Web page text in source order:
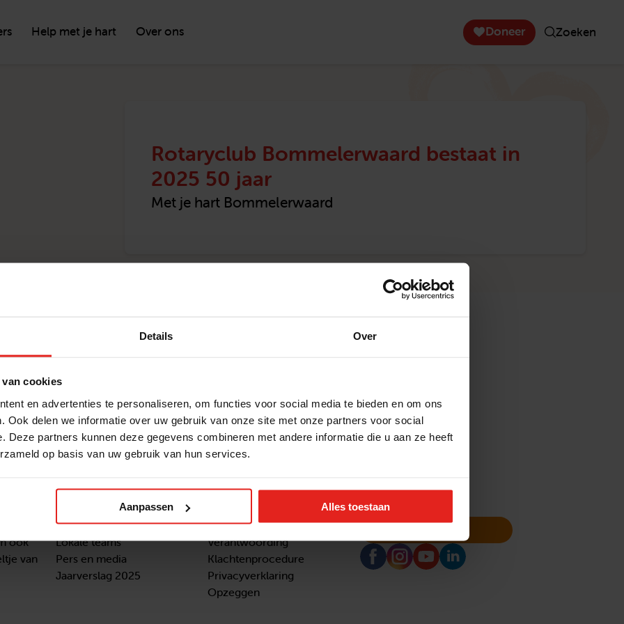
Details Over
cookies
en advertenties te personaliseren, om functies voor social media te bieden en om ons
Ook delen we informatie over uw gebruik van onze site met onze partners voor social
Deze partners kunnen deze gegevens combineren met andere informatie die u aan ze heeft
op basis van uw gebruik van hun services.
Aanpassen Alles toestaan
Help met je hart Over ons Doneer Zoeken
Rotaryclub Bommelerwaard bestaat in
2025 50 jaar
Met je hart Bommelerwaard
Zij hebben een jaar lang activiteiten
was één van de goede doelen aan
markeerde het sluitstuk van de actie en de
€5.050 gegund. Rotaryclub
enorm bedankt!
ook
van
Actuele vacatures
Lokale teams
Pers en media
Jaarverslag 2025
Contact
Verantwoording
Klachtenprocedure
Privacyverklaring
Opzeggen
Volg ons